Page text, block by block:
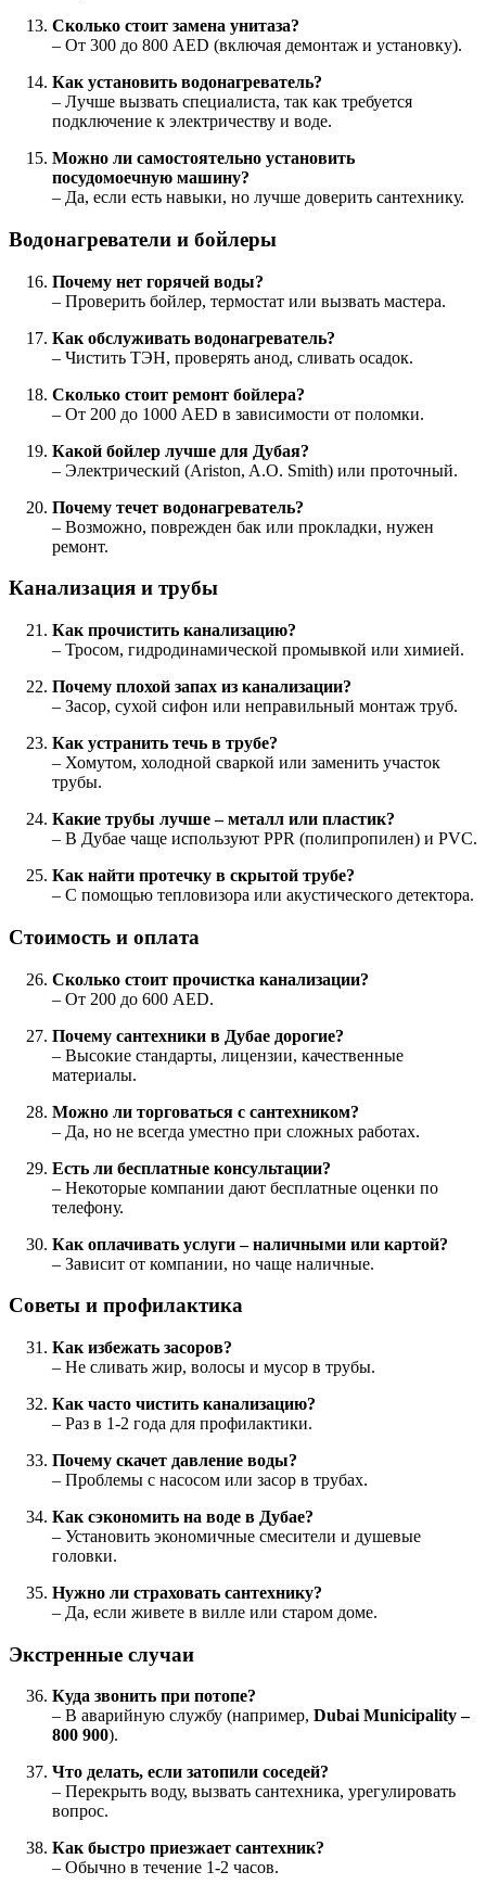
Сколько стоит замена унитаза?
– От 300 до 800 AED (включая демонтаж и установку).
Как установить водонагреватель?
– Лучше вызвать специалиста, так как требуется
подключение к электричеству и воде.
Можно ли самостоятельно установить
посудомоечную машину?
– Да, если есть навыки, но лучше доверить сантехнику.
Водонагреватели и бойлеры
Почему нет горячей воды?
– Проверить бойлер, термостат или вызвать мастера.
Как обслуживать водонагреватель?
– Чистить ТЭН, проверять анод, сливать осадок.
Сколько стоит ремонт бойлера?
– От 200 до 1000 AED в зависимости от поломки.
Какой бойлер лучше для Дубая?
– Электрический (Ariston, A.O. Smith) или проточный.
Почему течет водонагреватель?
– Возможно, поврежден бак или прокладки, нужен
ремонт.
Канализация и трубы
Как прочистить канализацию?
– Тросом, гидродинамической промывкой или химией.
Почему плохой запах из канализации?
– Засор, сухой сифон или неправильный монтаж труб.
Как устранить течь в трубе?
– Хомутом, холодной сваркой или заменить участок
трубы.
Какие трубы лучше – металл или пластик?
– В Дубае чаще используют PPR (полипропилен) и PVC.
Как найти протечку в скрытой трубе?
– С помощью тепловизора или акустического детектора.
Стоимость и оплата
Сколько стоит прочистка канализации?
– От 200 до 600 AED.
Почему сантехники в Дубае дорогие?
– Высокие стандарты, лицензии, качественные
материалы.
Можно ли торговаться с сантехником?
– Да, но не всегда уместно при сложных работах.
Есть ли бесплатные консультации?
– Некоторые компании дают бесплатные оценки по
телефону.
Как оплачивать услуги – наличными или картой?
– Зависит от компании, но чаще наличные.
Советы и профилактика
Как избежать засоров?
– Не сливать жир, волосы и мусор в трубы.
Как часто чистить канализацию?
– Раз в 1-2 года для профилактики.
Почему скачет давление воды?
– Проблемы с насосом или засор в трубах.
Как сэкономить на воде в Дубае?
– Установить экономичные смесители и душевые
головки.
Нужно ли страховать сантехнику?
– Да, если живете в вилле или старом доме.
Экстренные случаи
Куда звонить при потопе?
– В аварийную службу (например, Dubai Municipality –
800 900).
Что делать, если затопили соседей?
– Перекрыть воду, вызвать сантехника, урегулировать
вопрос.
Как быстро приезжает сантехник?
– Обычно в течение 1-2 часов.